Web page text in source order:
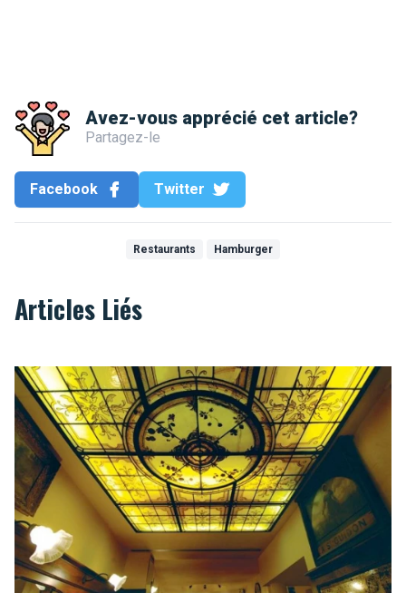
Avez-vous apprécié cet article?
Partagez-le
Facebook Twitter
Restaurants Hamburger
Articles Liés
"Au Stekerlapatte", een Brussels restaurant dat die naam